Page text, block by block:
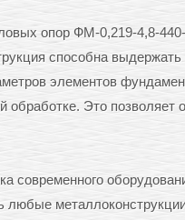
опор ФМ-0,219-4,8-
способна
элементов
обработке. Это
современного
любые